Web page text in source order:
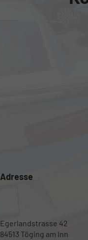
Adresse
Egerlandstrasse 42
84513 Töging am Inn